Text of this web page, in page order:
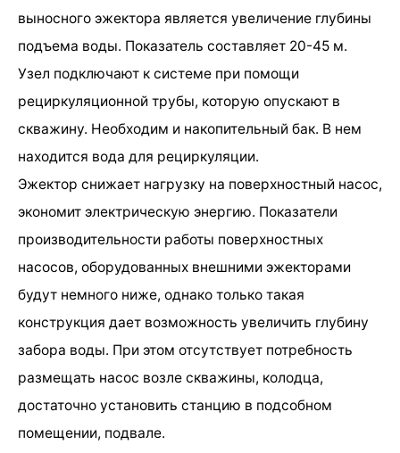
выносного эжектора является увеличение глубины
подъема воды. Показатель составляет 20-45 м.
Узел подключают к системе при помощи
рециркуляционной трубы, которую опускают в
скважину. Необходим и накопительный бак. В нем
находится вода для рециркуляции.
Эжектор снижает нагрузку на поверхностный насос,
экономит электрическую энергию. Показатели
производительности работы поверхностных
насосов, оборудованных внешними эжекторами
будут немного ниже, однако только такая
конструкция дает возможность увеличить глубину
забора воды. При этом отсутствует потребность
размещать насос возле скважины, колодца,
достаточно установить станцию в подсобном
помещении, подвале.